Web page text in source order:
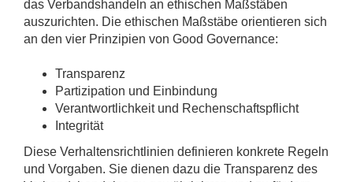
das Verbandshandeln an ethischen Maßstäben
auszurichten. Die ethischen Maßstäbe orientieren sich
an den vier Prinzipien von Good Governance:
Transparenz
Partizipation und Einbindung
Verantwortlichkeit und Rechenschaftspflicht
Integrität
Diese Verhaltensrichtlinien definieren konkrete Regeln
und Vorgaben. Sie dienen dazu die Transparenz des